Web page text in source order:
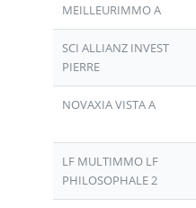
MEILLEURIMMO A
SCI ALLIANZ INVEST
PIERRE
NOVAXIA VISTA A
LF MULTIMMO LF
PHILOSOPHALE 2